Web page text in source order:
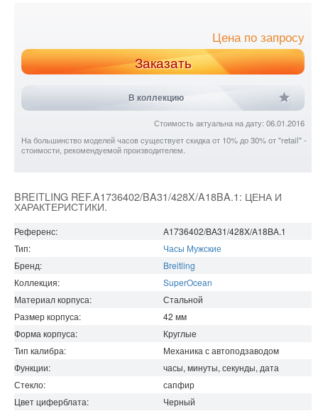
Цена по запросу
Заказать
В коллекцию
Стоимость актуальна на дату: 06.01.2016
На большинство моделей часов существует скидка от 10% до 30% от "retail" -
стоимости, рекомендуемой производителем.
BREITLING REF.A1736402/BA31/428X/A18BA.1: ЦЕНА И
ХАРАКТЕРИСТИКИ.
Референс:
A1736402/BA31/428X/A18BA.1
Тип:
Часы Мужские
Бренд:
Breitling
Коллекция:
SuperOcean
Материал корпуса:
Стальной
Размер корпуса:
42 мм
Форма корпуса:
Круглые
Тип калибра:
Механика с автоподзаводом
Функции:
часы, минуты, секунды, дата
Стекло:
сапфир
Цвет циферблата:
Черный